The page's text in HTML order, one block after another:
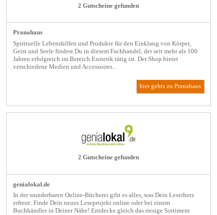
2 Gutscheine gefunden
Pranahaus
Spirituelle Lebenshilfen und Produkte für den Einklang von Körper,
Geist und Seele findest Du in diesem Fachhandel, der seit mehr als 100
Jahren erfolgreich im Bereich Esoterik tätig ist. Der Shop bietet
verschiedene Medien und Accessoires...
hier gehts zu Pranahaus
2 Gutscheine gefunden
genialokal.de
In der wunderbaren Online-Bücherei gibt es alles, was Dein Leserherz
erfreut: Finde Dein neues Leseprojekt online oder bei einem
Buchhändler in Deiner Nähe! Entdecke gleich das riesige Sortiment